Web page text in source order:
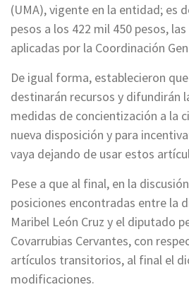
(UMA), vigente en la entidad; es
pesos a los 422 mil 450 pesos,
aplicadas por la Coordinación
De igual forma, establecieron
destinarán recursos y difundirán
medidas de concientización a la
nueva disposición y para
vaya dejando de usar estos
Pese a que al final, en la
posiciones encontradas entre la
Maribel León Cruz y el diputado
Covarrubias Cervantes, con
artículos transitorios, al final el
modificaciones.